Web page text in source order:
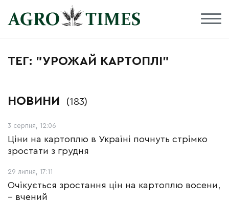
ТЕГ: "УРОЖАЙ КАРТОПЛІ"
НОВИНИ (183)
3 серпня, 12:06
Ціни на картоплю в Україні почнуть стрімко
зростати з грудня
29 липня, 17:11
Очікується зростання цін на картоплю восени,
– вчений